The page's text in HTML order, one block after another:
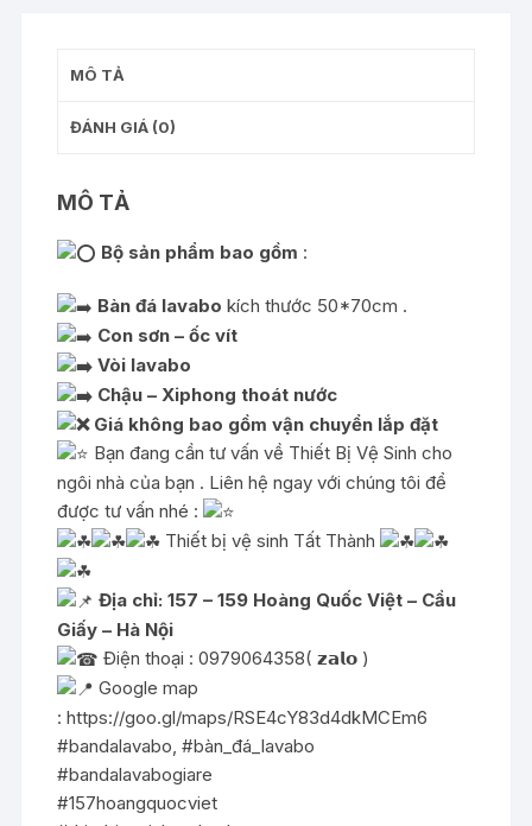
MÔ TẢ
ĐÁNH GIÁ (0)
MÔ TẢ
Bộ sản phẩm bao gồm :
Bàn đá lavabo kích thước 50*70cm .
Con sơn – ốc vít
Vòi lavabo
Chậu – Xiphong thoát nước
Giá không bao gồm vận chuyển lắp đặt
Bạn đang cần tư vấn về Thiết Bị Vệ Sinh cho
ngôi nhà của bạn . Liên hệ ngay với chúng tôi để
được tư vấn nhé :
Thiết bị vệ sinh Tất Thành
Địa chỉ: 157 – 159 Hoàng Quốc Việt – Cầu
Giấy – Hà Nội
Điện thoại : 0979064358( 𝘇𝗮𝗹𝗼 )
Google map
:https://goo.gl/maps/RSE4cY83d4dkMCEm6
#bandalavabo ,#bàn_đá_lavabo
#bandalavabogiare
#157hoangquocviet